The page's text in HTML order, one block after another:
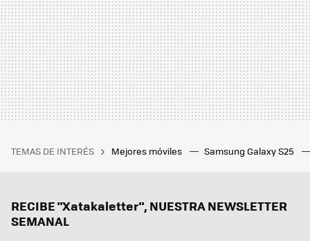
TEMAS DE INTERÉS Mejores móviles Samsung Galaxy S25
RECIBE "Xatakaletter", NUESTRA NEWSLETTER
SEMANAL